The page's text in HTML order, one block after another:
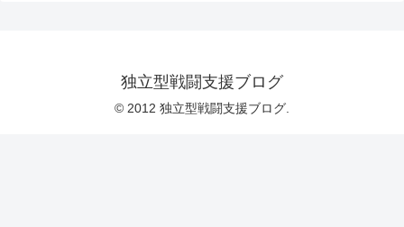
独立型戦闘支援ブログ
© 2012 独立型戦闘支援ブログ.